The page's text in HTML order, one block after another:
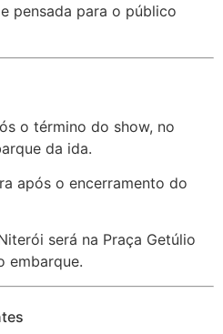
pensada para o público
o término do show, no
da ida.
após o encerramento do
será na Praça Getúlio
embarque.